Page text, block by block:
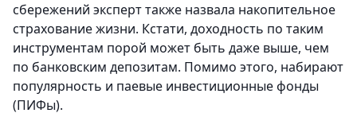
сбережений эксперт также назвала накопительное
страхование жизни. Кстати, доходность по таким
инструментам порой может быть даже выше, чем
по банковским депозитам. Помимо этого, набирают
популярность и паевые инвестиционные фонды
(ПИФы).